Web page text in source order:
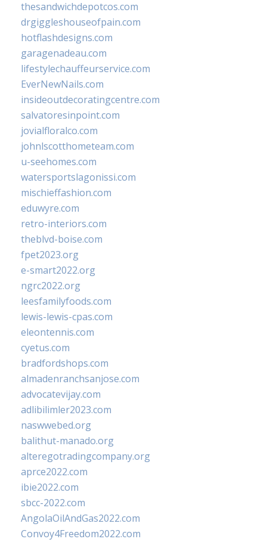
thesandwichdepotcos.com
drgiggleshouseofpain.com
hotflashdesigns.com
garagenadeau.com
lifestylechauffeurservice.com
EverNewNails.com
insideoutdecoratingcentre.com
salvatoresinpoint.com
jovialfloralco.com
johnlscotthometeam.com
u-seehomes.com
watersportslagonissi.com
mischieffashion.com
eduwyre.com
retro-interiors.com
theblvd-boise.com
fpet2023.org
e-smart2022.org
ngrc2022.org
leesfamilyfoods.com
lewis-lewis-cpas.com
eleontennis.com
cyetus.com
bradfordshops.com
almadenranchsanjose.com
advocatevijay.com
adlibilimler2023.com
naswwebed.org
balithut-manado.org
alteregotradingcompany.org
aprce2022.com
ibie2022.com
sbcc-2022.com
AngolaOilAndGas2022.com
Convoy4Freedom2022.com